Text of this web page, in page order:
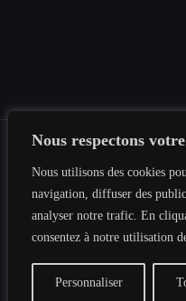
Nous respectons
Nous utilisons des cookies
navigation, diffuser des
analyser notre trafic. En
consentez à notre utilisation
Personnaliser
© 2019-2026 Tous les
Informatique|Mentions